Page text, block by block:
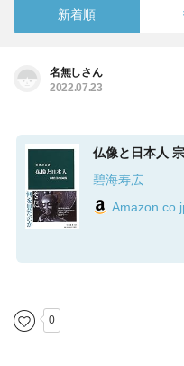
新着順
名無しさん
2022.07.23
仏像と日本人
碧海寿広
0